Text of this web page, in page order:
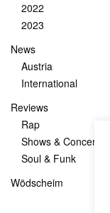
2022
2023
News
Austria
International
Reviews
Rap
Shows & Concerts
Soul & Funk
Wödscheim